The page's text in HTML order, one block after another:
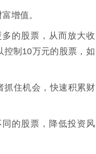
增值。
的股票，从而放大收
控制10万元的股票，如
抓住机会，快速积累财
的股票，降低投资风